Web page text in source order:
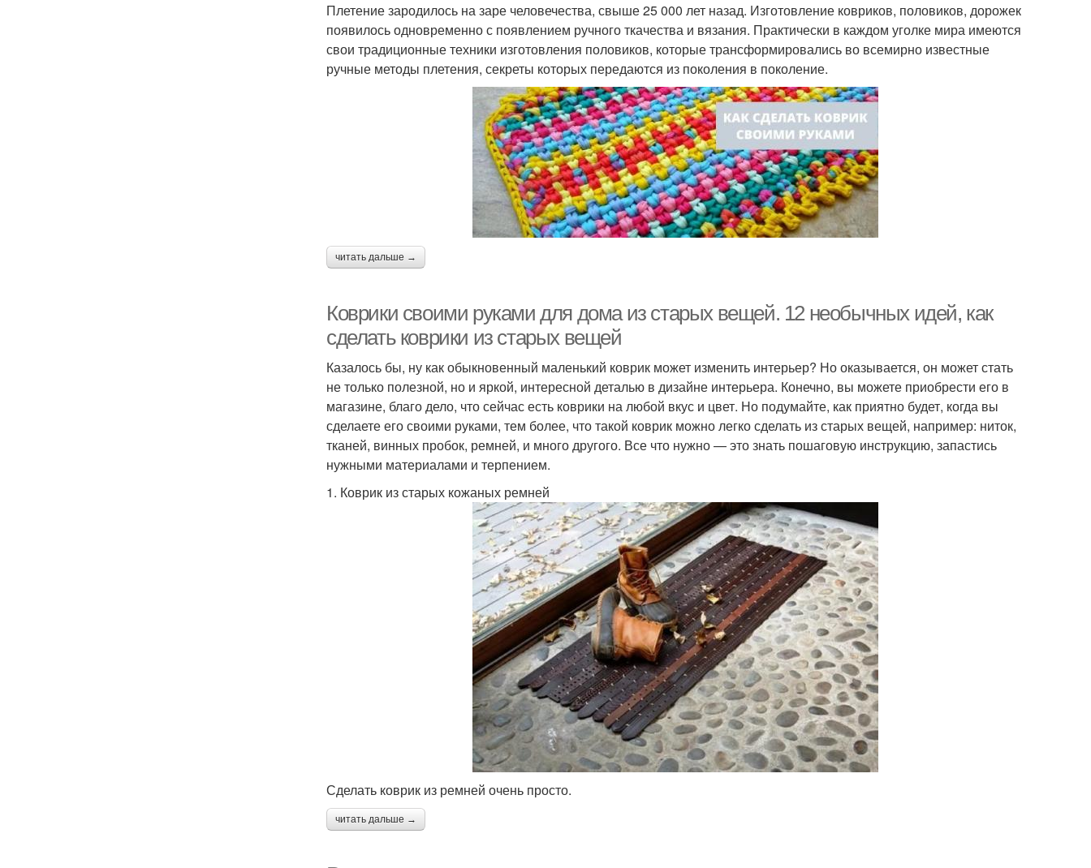
Плетение зародилось на заре человечества, свыше 25 000 лет назад. Изготовление ковриков, половиков, дорожек
появилось одновременно с появлением ручного ткачества и вязания. Практически в каждом уголке мира имеются
свои традиционные техники изготовления половиков, которые трансформировались во всемирно известные
ручные методы плетения, секреты которых передаются из поколения в поколение.
читать дальше →
Коврики своими руками для дома из старых вещей. 12 необычных идей, как
сделать коврики из старых вещей
Казалось бы, ну как обыкновенный маленький коврик может изменить интерьер? Но оказывается, он может стать
не только полезной, но и яркой, интересной деталью в дизайне интерьера. Конечно, вы можете приобрести его в
магазине, благо дело, что сейчас есть коврики на любой вкус и цвет. Но подумайте, как приятно будет, когда вы
сделаете его своими руками, тем более, что такой коврик можно легко сделать из старых вещей, например: ниток,
тканей, винных пробок, ремней, и много другого. Все что нужно — это знать пошаговую инструкцию, запастись
нужными материалами и терпением.
1. Коврик из старых кожаных ремней
Сделать коврик из ремней очень просто.
читать дальше →